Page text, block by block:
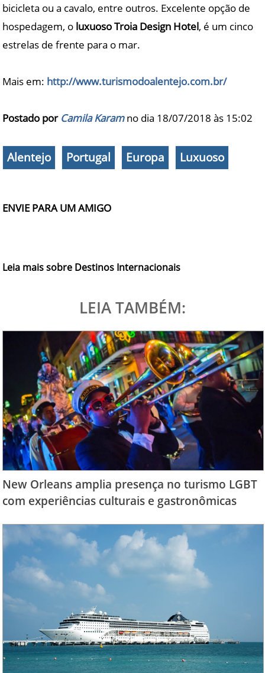
bicicleta ou a cavalo, entre outros. Excelente opção de
hospedagem, o luxuoso Troia Design Hotel, é um cinco
estrelas de frente para o mar.
Mais em: http://www.turismodoalentejo.com.br/
Postado por Camila Karamno dia 18/07/2018 às 15:02
Alentejo Portugal Europa Luxuoso
ENVIE PARA UM AMIGO
Leia mais sobre Destinos Internacionais
LEIA TAMBÉM:
New Orleans amplia presença no turismo LGBT
com experiências culturais e gastronômicas